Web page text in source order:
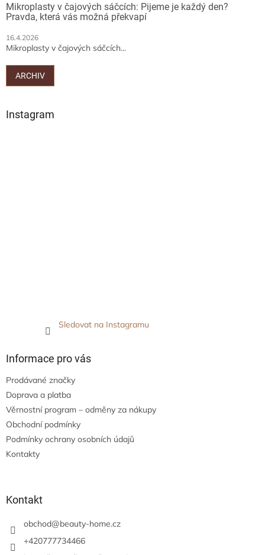
Mikroplasty v čajových sáčcích: Pijeme je každý den?
Pravda, která vás možná překvapí
16.4.2026
Mikroplasty v čajových sáčcích...
ARCHIV
Instagram
Sledovat na Instagramu
Informace pro vás
Prodávané značky
Doprava a platba
Věrnostní program – odměny za nákupy
Obchodní podmínky
Podmínky ochrany osobních údajů
Kontakty
Kontakt
obchod@beauty-home.cz
+420777734466